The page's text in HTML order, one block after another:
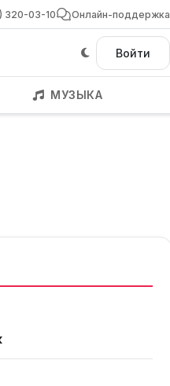
320-03-10 Онлайн-поддержка
Войти
МУЗЫКА